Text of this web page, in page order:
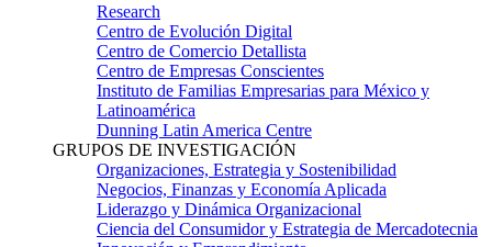
Research
Centro de Evolución Digital
Centro de Comercio Detallista
Centro de Empresas Conscientes
Instituto de Familias Empresarias para México y
Latinoamérica
Dunning Latin America Centre
GRUPOS DE INVESTIGACIÓN
Organizaciones, Estrategia y Sostenibilidad
Negocios, Finanzas y Economía Aplicada
Liderazgo y Dinámica Organizacional
Ciencia del Consumidor y Estrategia de Mercadotecnia